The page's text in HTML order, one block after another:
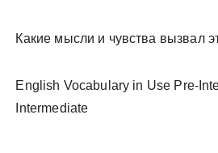
Какие мысли и чувства вызвал
English Vocabulary in Use Pre-
Intermediate